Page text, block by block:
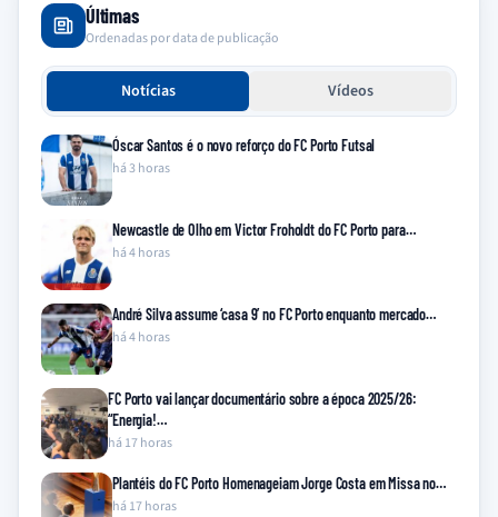
Últimas
Ordenadas por data de publicação
Notícias Vídeos
Óscar Santos é o novo reforço do FC Porto Futsal
há 3 horas
Newcastle de Olho em Victor Froholdt do FC Porto para…
há 4 horas
André Silva assume ‘casa 9’ no FC Porto enquanto mercado…
há 4 horas
FC Porto vai lançar documentário sobre a época 2025/26:
“Energia!…
há 17 horas
Plantéis do FC Porto Homenageiam Jorge Costa em Missa no…
há 17 horas